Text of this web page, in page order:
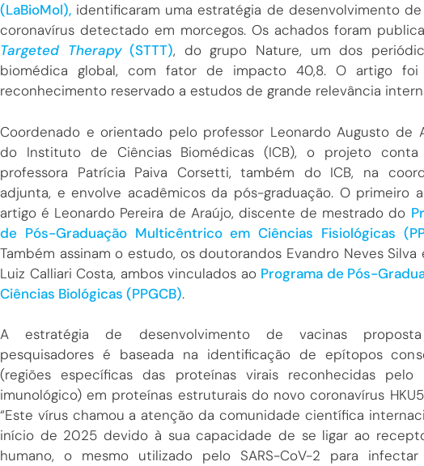
(LaBioMol), identificaram uma estratégia de desenvolvimento
coronavírus detectado em morcegos. Os achados foram
Targeted Therapy(STTT), do grupo Nature, um dos
biomédica global, com fator de impacto 40,8. O artigo foi
reconhecimento reservado a estudos de grande relevância
Coordenado e orientado pelo professor Leonardo Augusto de
do Instituto de Ciências Biomédicas (ICB), o projeto
professora Patrícia Paiva Corsetti, também do ICB, na
adjunta, e envolve acadêmicos da pós-graduação. O primeiro
artigo é Leonardo Pereira de Araújo, discente de mestrado do
de Pós-Graduação Multicêntrico em Ciências Fisiológicas
Também assinam o estudo, os doutorandos Evandro Neves Silva
Luiz Calliari Costa, ambos vinculados ao Programa de Pós-
Ciências Biológicas (PPGCB).
A estratégia de desenvolvimento de vacinas
pesquisadores é baseada na identificação de epítopos
(regiões específicas das proteínas virais reconhecidas pelo
imunológico) em proteínas estruturais do novo coronavírus
“Este vírus chamou a atenção da comunidade científica
início de 2025 devido à sua capacidade de se ligar ao
humano, o mesmo utilizado pelo SARS-CoV-2 para infectar